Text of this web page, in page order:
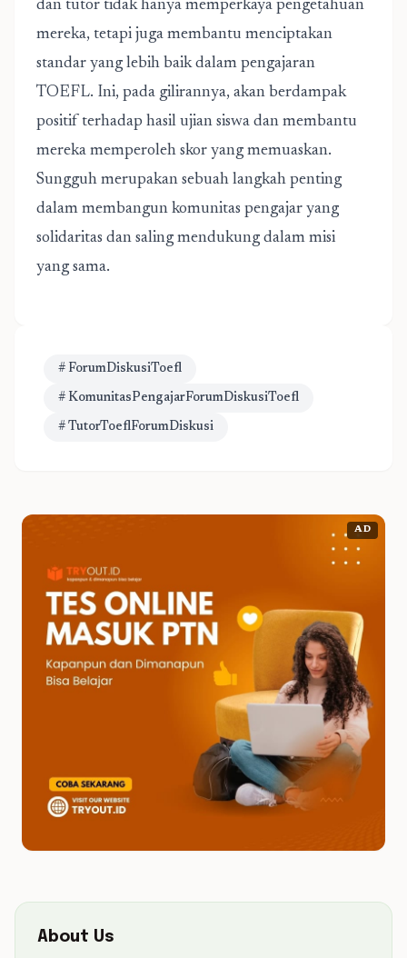
dan tutor tidak hanya memperkaya pengetahuan
mereka, tetapi juga membantu menciptakan
standar yang lebih baik dalam pengajaran
TOEFL. Ini, pada gilirannya, akan berdampak
positif terhadap hasil ujian siswa dan membantu
mereka memperoleh skor yang memuaskan.
Sungguh merupakan sebuah langkah penting
dalam membangun komunitas pengajar yang
solidaritas dan saling mendukung dalam misi
yang sama.
# ForumDiskusiToefl
# KomunitasPengajarForumDiskusiToefl
# TutorToeflForumDiskusi
AD
About Us